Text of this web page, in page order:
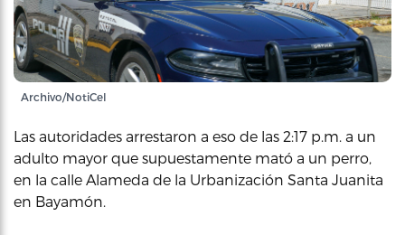
Archivo/NotiCel
Las autoridades arrestaron a eso de las 2:17 p.m. a un
adulto mayor que supuestamente mató a un perro,
en la calle Alameda de la Urbanización Santa Juanita
en Bayamón.